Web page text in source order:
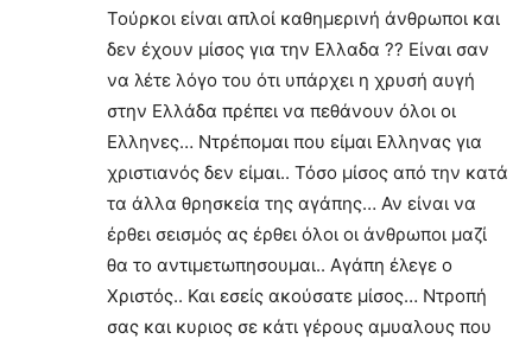
Τούρκοι είναι απλοί καθημερινή άνθρωποι και
δεν έχουν μίσος για την Ελλαδα ?? Είναι σαν
να λέτε λόγο του ότι υπάρχει η χρυσή αυγή
στην Ελλάδα πρέπει να πεθάνουν όλοι οι
Ελληνες… Ντρέπομαι που είμαι Ελληνας για
χριστιανός δεν είμαι.. Τόσο μίσος από την κατά
τα άλλα θρησκεία της αγάπης… Αν είναι να
έρθει σεισμός ας έρθει όλοι οι άνθρωποι μαζί
θα το αντιμετωπησουμαι.. Αγάπη έλεγε ο
Χριστός.. Και εσείς ακούσατε μίσος… Ντροπή
σας και κυριος σε κάτι γέρους αμυαλους που